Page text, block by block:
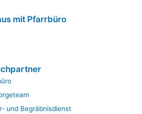
mit Pfarrbüro
und Begräbnisdienst